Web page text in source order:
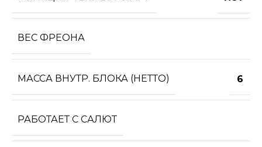
ВЕС ФРЕОНА
МАССА ВНУТР. БЛОКА (НЕТТО) 6
РАБОТАЕТ С САЛЮТ